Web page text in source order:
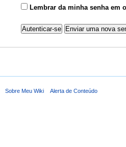
Lembrar da minha senha em
Sobre Meu Wiki Alerta de Conteúdo